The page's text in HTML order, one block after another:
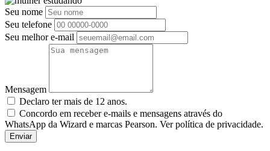
Seu nome
Seu telefone
Seu melhor e-mail
Mensagem
Declaro ter mais de 12 anos.
Concordo em receber e-mails e mensagens através do
WhatsApp da Wizard e marcas Pearson. Ver política de privacidade.